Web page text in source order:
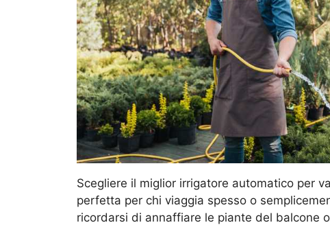
Scegliere il miglior irrigatore automatico per
perfetta per chi viaggia spesso o
ricordarsi di annaffiare le piante del balcone